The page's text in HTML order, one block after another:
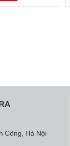
Công, Hà Nội